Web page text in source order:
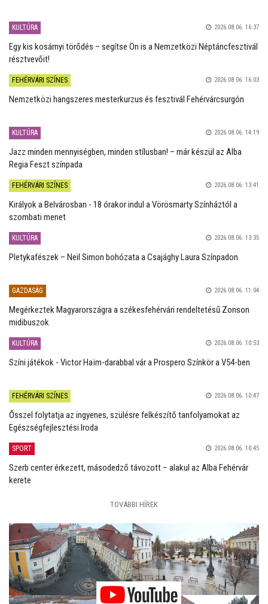
KULTÚRA 2026.08.06. 16:37
Egy kis kosárnyi törődés – segítse Ön is a Nemzetközi Néptáncfesztivál
résztvevőit!
FEHÉRVÁRI SZÍNES 2026.08.06. 16:03
Nemzetközi hangszeres mesterkurzus és fesztivál Fehérvárcsurgón
KULTÚRA 2026.08.06. 14:19
Jazz minden mennyiségben, minden stílusban! – már készül az Alba
Regia Feszt színpada
FEHÉRVÁRI SZÍNES 2026.08.06. 13:41
Királyok a Belvárosban - 18 órakor indul a Vörösmarty Színháztól a
szombati menet
KULTÚRA 2026.08.06. 13:35
Pletykafészek – Neil Simon bohózata a Csajághy Laura Színpadon
GAZDASÁG 2026.08.06. 11:04
Megérkeztek Magyarországra a székesfehérvári rendeltetésű Zonson
midibuszok
KULTÚRA 2026.08.06. 10:53
Színi játékok - Victor Haïm-darabbal vár a Prospero Színkör a V54-ben
FEHÉRVÁRI SZÍNES 2026.08.06. 10:47
Ősszel folytatja az ingyenes, szülésre felkészítő tanfolyamokat az
Egészségfejlesztési Iroda
SPORT 2026.08.06. 10:45
Szerb center érkezett, másodedző távozott – alakul az Alba Fehérvár
kerete
TOVÁBBI HÍREK